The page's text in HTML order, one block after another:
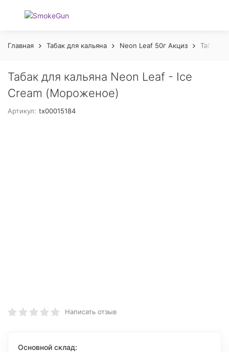
Главная Табак для кальяна Neon Leaf 50г Акциз Табак
Табак для кальяна Neon Leaf - Ice
Cream (Мороженое)
Артикул: tx00015184
Написать отзыв
Основной склад: